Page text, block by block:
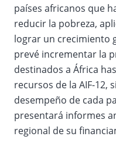
países africanos que
reducir la pobreza,
lograr un crecimiento
prevé incrementar la
destinados a África
recursos de la AIF-12,
desempeño de cada
presentará informes
regional de su